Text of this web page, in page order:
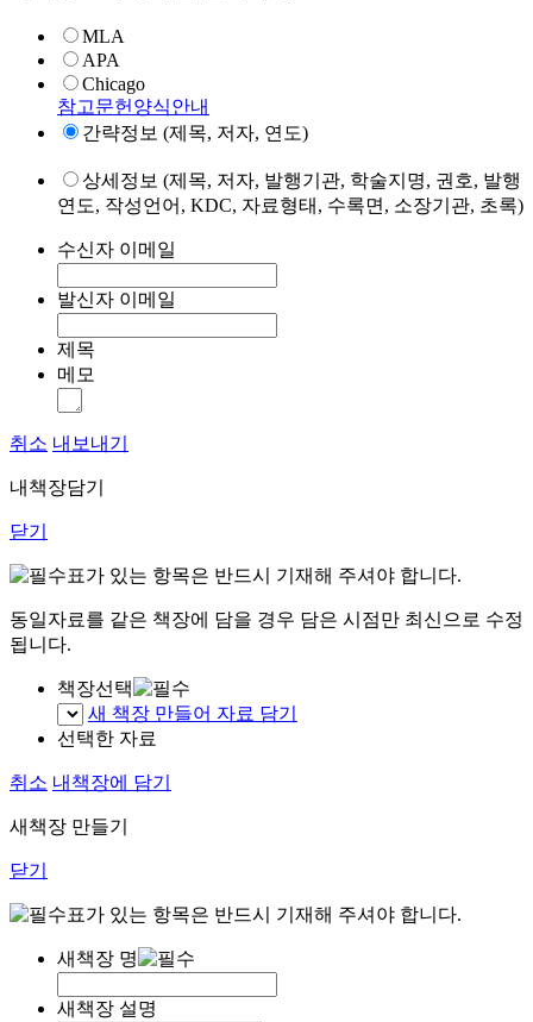
MLA
APA
Chicago
참고문헌양식안내
간략정보 (제목, 저자, 연도)
상세정보 (제목, 저자, 발행기관, 학술지명, 권호, 발행
연도, 작성언어, KDC, 자료형태, 수록면, 소장기관, 초록)
수신자 이메일
발신자 이메일
제목
메모
취소 내보내기
내책장담기
닫기
표가 있는 항목은 반드시 기재해 주셔야 합니다.
동일자료를 같은 책장에 담을 경우 담은 시점만 최신으로 수정
됩니다.
책장선택
새 책장 만들어 자료 담기
선택한 자료
취소 내책장에 담기
새책장 만들기
닫기
표가 있는 항목은 반드시 기재해 주셔야 합니다.
새책장 명
새책장 설명